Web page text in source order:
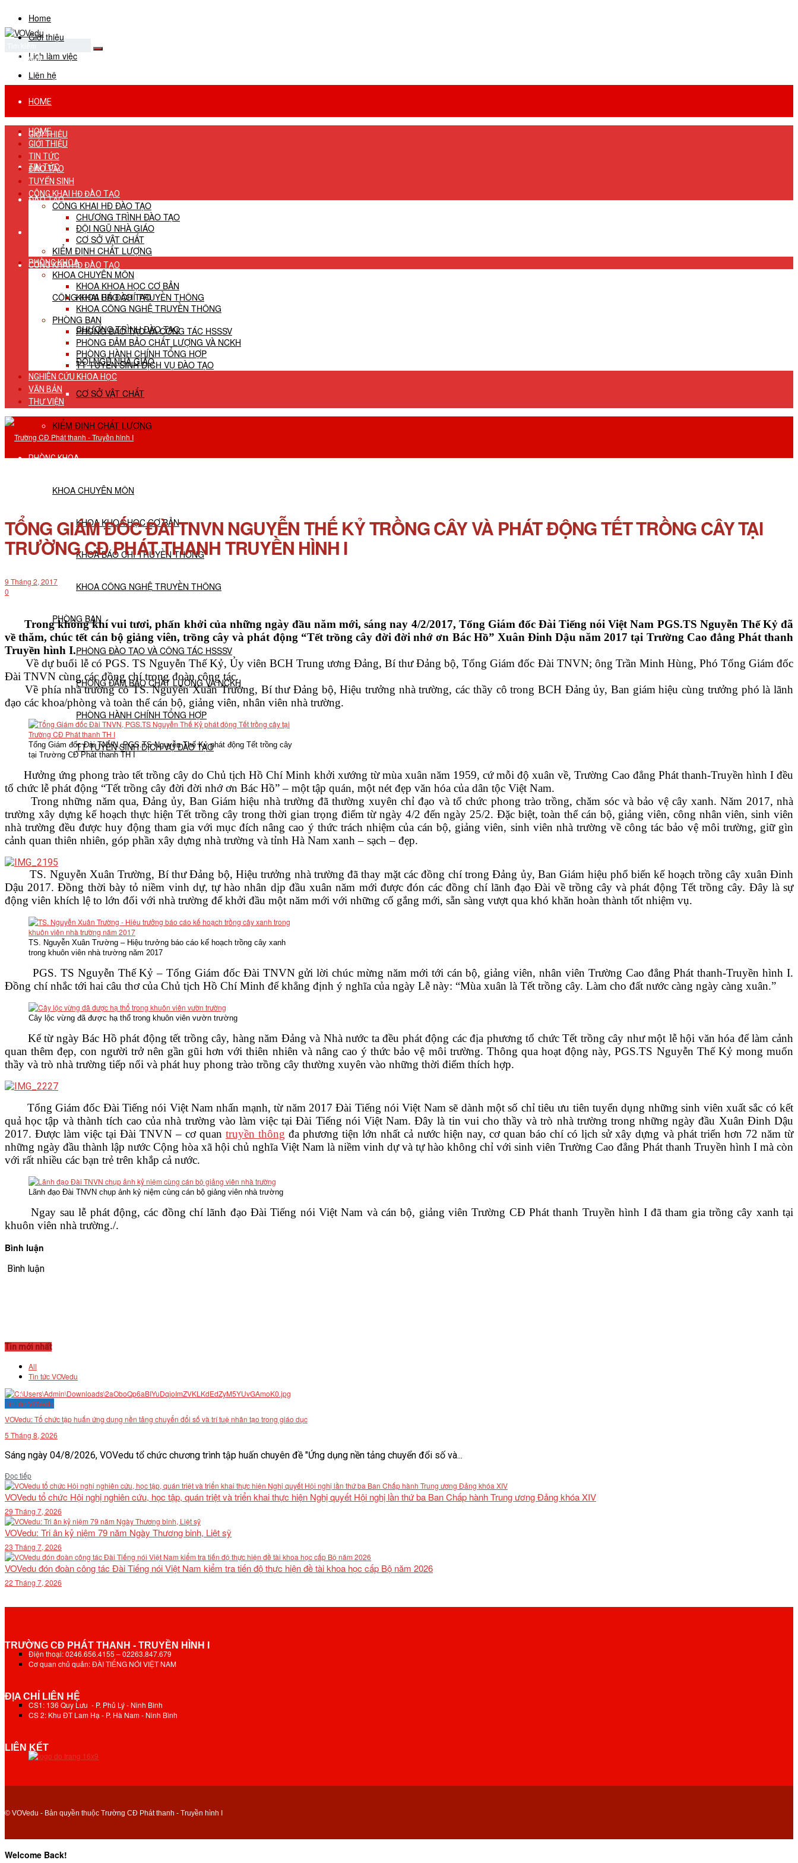
Home
Giới thiệu
Lịch làm việc
Liên hệ
No Result
View All Result
HOME
GIỚI THIỆU
TIN TỨC
ĐÀO TẠO
TUYỂN SINH
CÔNG KHAI HĐ ĐÀO TẠO
CÔNG KHAI HĐ ĐÀO TẠO
CHƯƠNG TRÌNH ĐÀO TẠO
ĐỘI NGŨ NHÀ GIÁO
CƠ SỞ VẬT CHẤT
KIỂM ĐỊNH CHẤT LƯỢNG
PHÒNG KHOA
KHOA CHUYÊN MÔN
KHOA KHOA HỌC CƠ BẢN
KHOA BÁO CHÍ TRUYỀN THÔNG
KHOA CÔNG NGHỆ TRUYỀN THÔNG
PHÒNG BAN
PHÒNG ĐÀO TẠO VÀ CÔNG TÁC HSSSV
PHÒNG ĐẢM BẢO CHẤT LƯỢNG VÀ NCKH
PHÒNG HÀNH CHÍNH TỔNG HỢP
TT TUYỂN SINH DỊCH VỤ ĐÀO TẠO
NGHIÊN CỨU KHOA HỌC
VĂN BẢN
THƯ VIỆN
HOME
GIỚI THIỆU
TIN TỨC
ĐÀO TẠO
TUYỂN SINH
CÔNG KHAI HĐ ĐÀO TẠO
CÔNG KHAI HĐ ĐÀO TẠO
CHƯƠNG TRÌNH ĐÀO TẠO
ĐỘI NGŨ NHÀ GIÁO
CƠ SỞ VẬT CHẤT
KIỂM ĐỊNH CHẤT LƯỢNG
PHÒNG KHOA
KHOA CHUYÊN MÔN
KHOA KHOA HỌC CƠ BẢN
KHOA BÁO CHÍ TRUYỀN THÔNG
KHOA CÔNG NGHỆ TRUYỀN THÔNG
PHÒNG BAN
PHÒNG ĐÀO TẠO VÀ CÔNG TÁC HSSSV
PHÒNG ĐẢM BẢO CHẤT LƯỢNG VÀ NCKH
PHÒNG HÀNH CHÍNH TỔNG HỢP
TT TUYỂN SINH DỊCH VỤ ĐÀO TẠO
NGHIÊN CỨU KHOA HỌC
VĂN BẢN
THƯ VIỆN
TỔNG GIÁM ĐỐC ĐÀI TNVN NGUYỄN THẾ KỶ TRỒNG CÂY VÀ PHÁT ĐỘNG TẾT TRỒNG CÂY TẠI
TRƯỜNG CĐ PHÁT THANH TRUYỀN HÌNH I
9 Tháng 2, 2017
0
Trong không khí vui tươi, phấn khởi của những ngày đầu năm mới, sáng nay 4/2/2017, Tổng Giám đốc Đài Tiếng nói Việt Nam PGS.TS Nguyễn Thế Kỷ đã
về thăm, chúc tết cán bộ giảng viên, trồng cây và phát động “Tết trồng cây đời đời nhớ ơn Bác Hồ” Xuân Đinh Dậu năm 2017 tại Trường Cao đẳng Phát thanh
Truyền hình I.
Về dự buổi lễ có PGS. TS Nguyễn Thế Kỷ, Ủy viên BCH Trung ương Đảng, Bí thư Đảng bộ, Tổng Giám đốc Đài TNVN; ông Trần Minh Hùng, Phó Tổng Giám đốc
Đài TNVN cùng các đồng chí trong đoàn công tác.
Về phía nhà trường có TS. Nguyễn Xuân Trường, Bí thư Đảng bộ, Hiệu trưởng nhà trường, các thầy cô trong BCH Đảng ủy, Ban giám hiệu cùng trưởng phó là lãnh
đạo các khoa/phòng và toàn thể cán bộ, giảng viên, nhân viên nhà trường.
Tổng Giám đốc Đài TNVN, PGS.TS Nguyễn Thế Kỷ phát động Tết trồng cây
tại Trường CĐ Phát thanh TH I
Hưởng ứng phong trào tết trồng cây do Chủ tịch Hồ Chí Minh khởi xướng từ mùa xuân năm 1959, cứ mỗi độ xuân về, Trường Cao đẳng Phát thanh-Truyền hình I đều
tổ chức lễ phát động “Tết trồng cây đời đời nhớ ơn Bác Hồ” – một tập quán, một nét đẹp văn hóa của dân tộc Việt Nam.
Trong những năm qua, Đảng ủy, Ban Giám hiệu nhà trường đã thường xuyên chỉ đạo và tổ chức phong trào trồng, chăm sóc và bảo vệ cây xanh. Năm 2017, nhà
trường xây dựng kế hoạch thực hiện Tết trồng cây trong thời gian trọng điểm từ ngày 4/2 đến ngày 25/2. Đặc biệt, toàn thể cán bộ, giảng viên, công nhân viên, sinh viên
nhà trường đều được huy động tham gia với mục đích nâng cao ý thức trách nhiệm của cán bộ, giảng viên, sinh viên nhà trường về công tác bảo vệ môi trường, giữ gìn
cảnh quan thiên nhiên, góp phần xây dựng nhà trường và tỉnh Hà Nam xanh – sạch – đẹp.
TS. Nguyễn Xuân Trường, Bí thư Đảng bộ, Hiệu trưởng nhà trường đã thay mặt các đồng chí trong Đảng ủy, Ban Giám hiệu phổ biến kế hoạch trồng cây xuân Đinh
Dậu 2017. Đồng thời bày tỏ niềm vinh dự, tự hào nhân dịp đầu xuân năm mới được đón các đồng chí lãnh đạo Đài về trồng cây và phát động Tết trồng cây. Đây là sự
động viên khích lệ to lớn đối với nhà trường để khởi đầu một năm mới với những cố gắng mới, sẵn sàng vượt qua khó khăn hoàn thành tốt nhiệm vụ.
TS. Nguyễn Xuân Trường – Hiệu trưởng báo cáo kế hoạch trồng cây xanh
trong khuôn viên nhà trường năm 2017
PGS. TS Nguyễn Thế Kỷ – Tổng Giám đốc Đài TNVN gửi lời chúc mừng năm mới tới cán bộ, giảng viên, nhân viên Trường Cao đẳng Phát thanh-Truyền hình I.
Đồng chí nhắc tới hai câu thơ của Chủ tịch Hồ Chí Minh để khẳng định ý nghĩa của ngày Lễ này: “Mùa xuân là Tết trồng cây. Làm cho đất nước càng ngày càng xuân.”
Cây lộc vừng đã được hạ thổ trong khuôn viên vườn trường
Kể từ ngày Bác Hồ phát động tết trồng cây, hàng năm Đảng và Nhà nước ta đều phát động các địa phương tổ chức Tết trồng cây như một lễ hội văn hóa để làm cảnh
quan thêm đẹp, con người trở nên gần gũi hơn với thiên nhiên và nâng cao ý thức bảo vệ môi trường. Thông qua hoạt động này, PGS.TS Nguyễn Thế Kỷ mong muốn
thầy và trò nhà trường tiếp nối và phát huy phong trào trồng cây thường xuyên vào những thời điểm thích hợp.
Tổng Giám đốc Đài Tiếng nói Việt Nam nhấn mạnh, từ năm 2017 Đài Tiếng nói Việt Nam sẽ dành một số chỉ tiêu ưu tiên tuyển dụng những sinh viên xuất sắc có kết
quả học tập và thành tích cao của nhà trường vào làm việc tại Đài Tiếng nói Việt Nam. Đây là tin vui cho thầy và trò nhà trường trong những ngày đầu Xuân Đinh Dậu
2017. Được làm việc tại Đài TNVN – cơ quan truyền thông đa phương tiện lớn nhất cả nước hiện nay, cơ quan báo chí có lịch sử xây dựng và phát triển hơn 72 năm từ
những ngày đầu thành lập nước Cộng hòa xã hội chủ nghĩa Việt Nam là niềm vinh dự và tự hào không chỉ với sinh viên Trường Cao đẳng Phát thanh Truyền hình I mà còn
với rất nhiều các bạn trẻ trên khắp cả nước.
Lãnh đạo Đài TNVN chụp ảnh kỷ niệm cùng cán bộ giảng viên nhà trường
Ngay sau lễ phát động, các đồng chí lãnh đạo Đài Tiếng nói Việt Nam và cán bộ, giảng viên Trường CĐ Phát thanh Truyền hình I đã tham gia trồng cây xanh tại
khuôn viên nhà trường./.
Bình luận
Bình luận
Tin mới nhất
All
Tin tức VOVedu
Tin tức VOVedu
VOVedu: Tổ chức tập huấn ứng dụng nền tảng chuyển đổi số và trí tuệ nhân tạo trong giáo dục
5 Tháng 8, 2026
Sáng ngày 04/8/2026, VOVedu tổ chức chương trình tập huấn chuyên đề "Ứng dụng nền tảng chuyển đổi số và...
Đọc tiếpDetails
VOVedu tổ chức Hội nghị nghiên cứu, học tập, quán triệt và triển khai thực hiện Nghị quyết Hội nghị lần thứ ba Ban Chấp hành Trung ương Đảng khóa XIV
29 Tháng 7, 2026
VOVedu: Tri ân kỷ niệm 79 năm Ngày Thương binh, Liệt sỹ
23 Tháng 7, 2026
VOVedu đón đoàn công tác Đài Tiếng nói Việt Nam kiểm tra tiến độ thực hiện đề tài khoa học cấp Bộ năm 2026
22 Tháng 7, 2026
TRƯỜNG CĐ PHÁT THANH - TRUYỀN HÌNH I
Điện thoại: 0246.656.4155 – 02263.847.679
Cơ quan chủ quản: ĐÀI TIẾNG NÓI VIỆT NAM
ĐỊA CHỈ LIÊN HỆ
CS1: 136 Quy Lưu - P. Phủ Lý - Ninh Bình
CS 2: Khu ĐT Lam Hạ - P. Hà Nam - Ninh Bình
LIÊN KẾT
© VOVedu - Bản quyền thuộc Trường CĐ Phát thanh - Truyền hình I
Welcome Back!